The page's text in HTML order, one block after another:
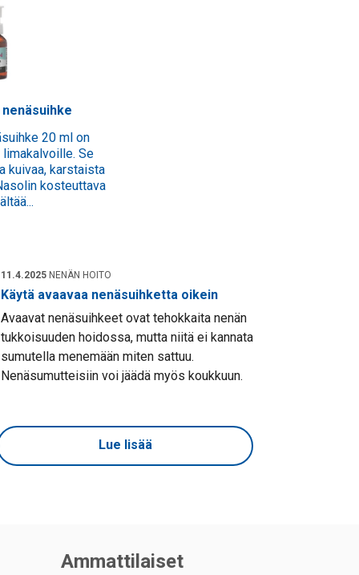
20 ml on
Se
kuivaa, karstaista
kosteuttava
11.4.2025 NENÄN HOITO
Käytä avaavaa nenäsuihketta oikein
Avaavat nenäsuihkeet ovat tehokkaita nenän
tukkoisuuden hoidossa, mutta niitä ei kannata
sumutella menemään miten sattuu.
Nenäsumutteisiin voi jäädä myös koukkuun.
Lue lisää
Ammattilaiset